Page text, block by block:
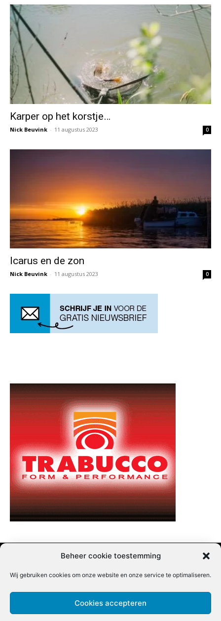
Beheer cookie toestemming
Wij gebruiken cookies om onze website en onze service te optimaliseren.
Cookies accepteren
Karper op het korstje…
Nick Beuvink - 11 augustus 2023 0
Icarus en de zon
Nick Beuvink - 11 augustus 2023 0
Nieuwsbrief inschrijven | Partner content